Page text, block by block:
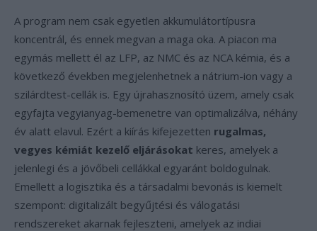
A program nem csak egyetlen akkumulátortípusra
koncentrál, és ennek megvan a maga oka. A piacon ma
egymás mellett él az LFP, az NMC és az NCA kémia, és a
következő években megjelenhetnek a nátrium-ion vagy a
szilárdtest-cellák is. Egy újrahasznosító üzem, amely csak
egyfajta vegyianyag-bemenetre van optimalizálva, néhány
év alatt elavul. Ezért a kiírás kifejezetten rugalmas,
vegyes kémiát kezelő eljárásokat keres, amelyek a
jelenlegi és a jövőbeli cellákkal egyaránt boldogulnak.
Emellett a logisztika és a társadalmi bevonás is kiemelt
szempont: digitalizált begyűjtési és válogatási
rendszereket akarnak fejleszteni, amelyek az indiai